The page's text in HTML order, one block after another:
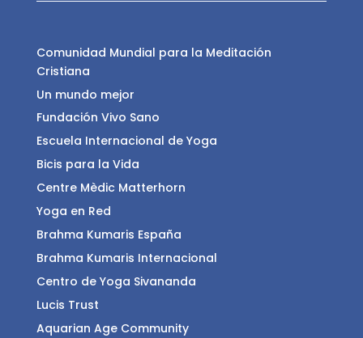
Comunidad Mundial para la Meditación
Cristiana
Un mundo mejor
Fundación Vivo Sano
Escuela Internacional de Yoga
Bicis para la Vida
Centre Mèdic Matterhorn
Yoga en Red
Brahma Kumaris España
Brahma Kumaris Internacional
Centro de Yoga Sivananda
Lucis Trust
Aquarian Age Community